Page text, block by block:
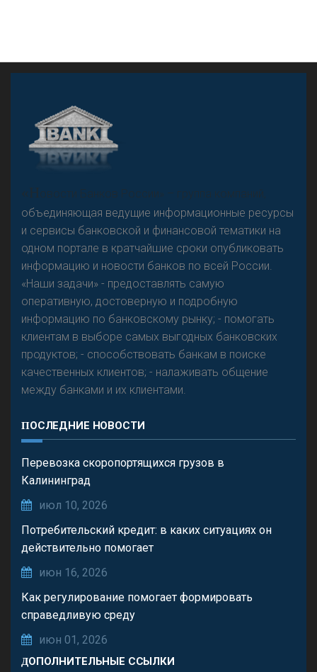
«Н
овости Банков России» – группа компаний,
объединяющая ведущие информационные ресурсы
и сервисы банковской и финансовой тематики на
одном портале в кратчайшие сроки опубликовать
информацию и новости банков по всей России.
«Наши задачи» - предоставлять самую
оперативную, достоверную и подробную
информацию по банковскому рынку; - помогать
клиентам в выборе самых выгодных банковских
продуктов; - способствовать банкам в поиске
качественных клиентов; - налаживать общение
между банками и их клиентами.
ПОСЛЕДНИЕ НОВОСТИ
Перевозка скоропортящихся грузов в
Калининград
июл 10, 2026
Потребительский кредит: в каких ситуациях он
действительно помогает
июн 16, 2026
Как регулирование помогает формировать
справедливую среду
июн 01, 2026
ДОПОЛНИТЕЛЬНЫЕ ССЫЛКИ